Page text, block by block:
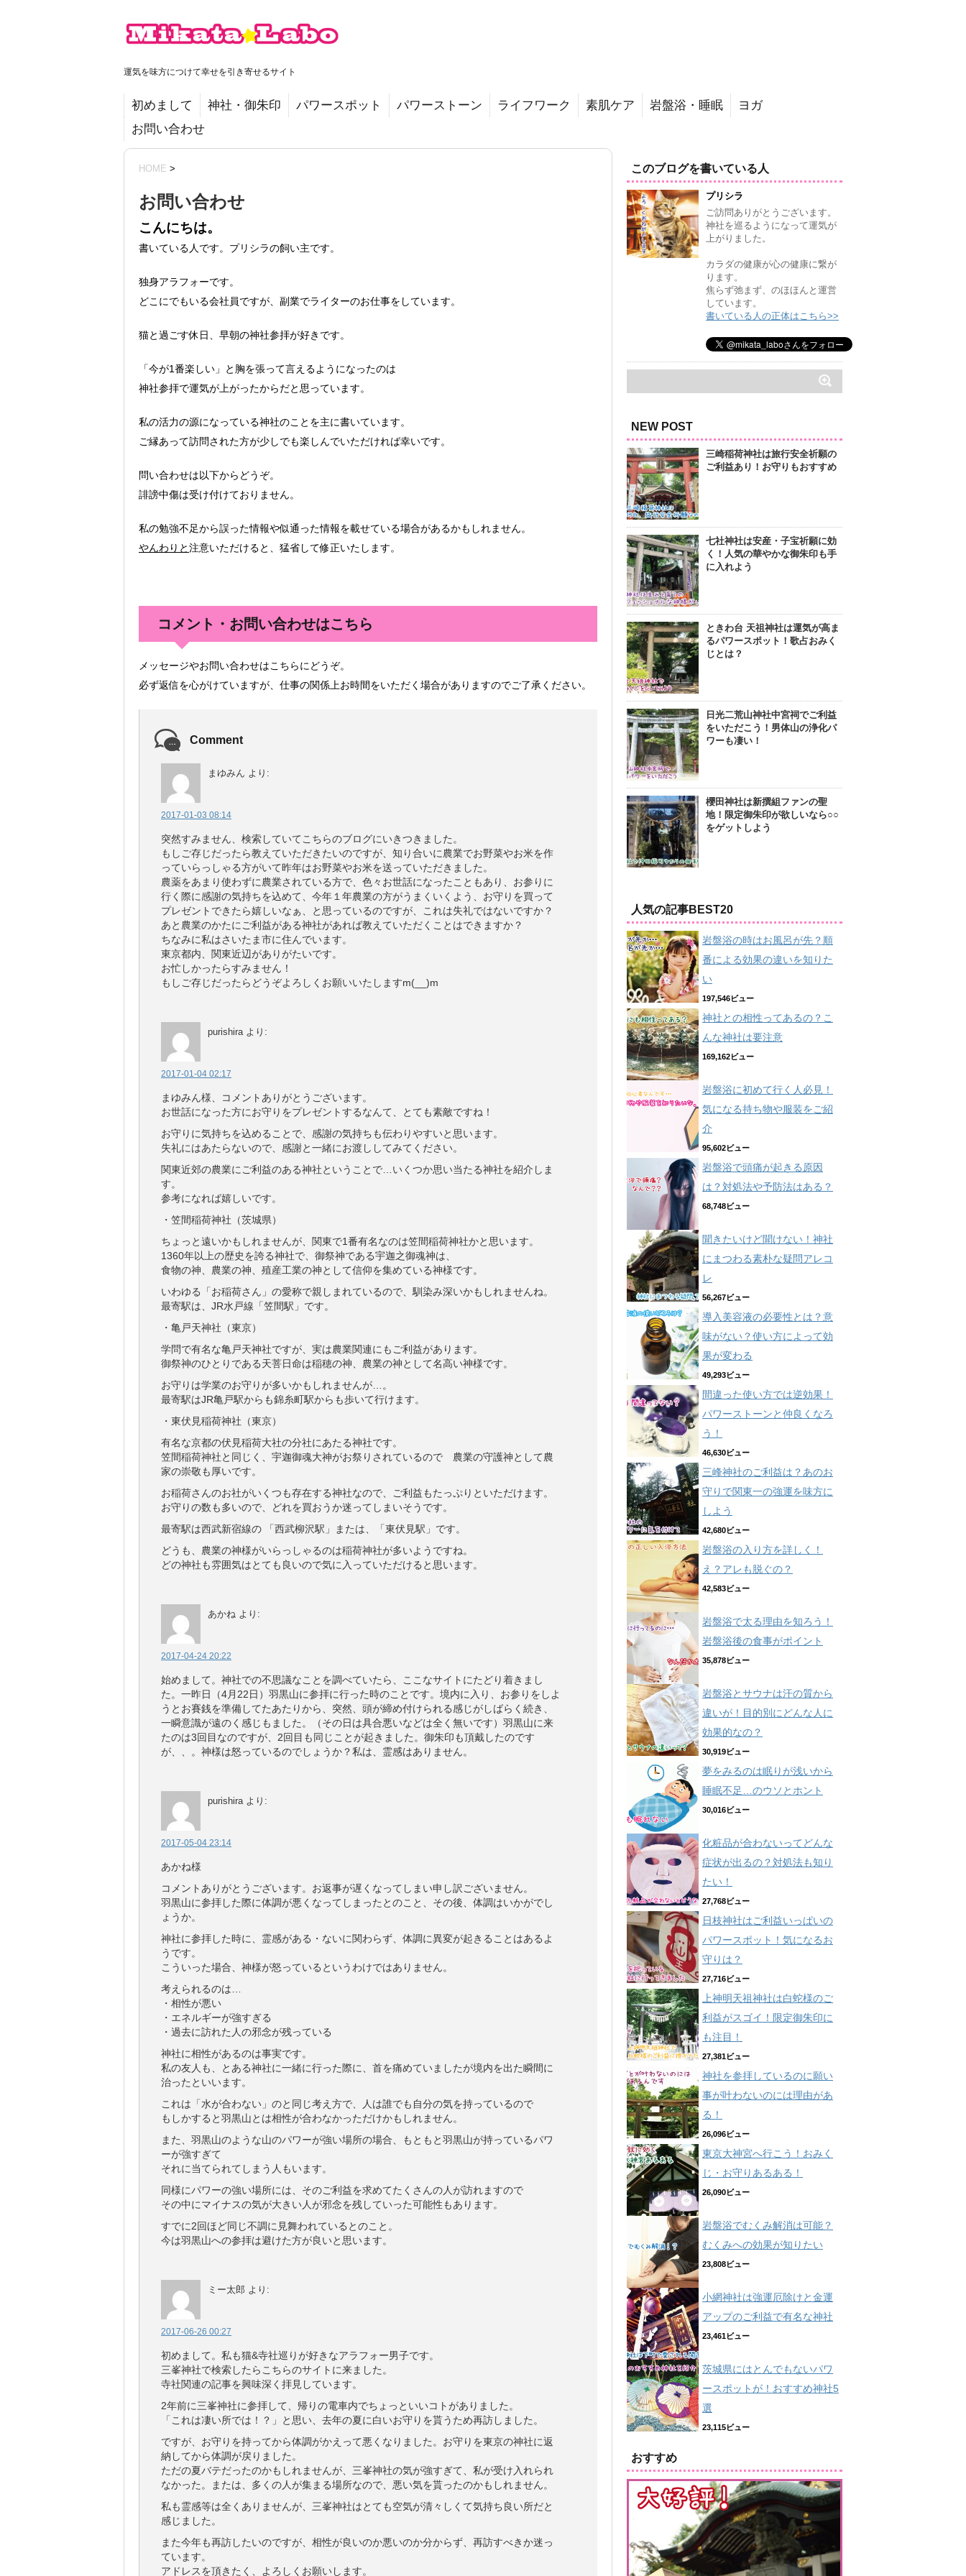
運気を味方につけて幸せを引き寄せるサイト
初めまして 神社・御朱印 パワースポット パワーストーン ライフワーク 素肌ケア 岩盤浴・睡眠
ヨガ
お問い合わせ
HOME >
お問い合わせ
こんにちは。
書いている人です。プリシラの飼い主です。
独身アラフォーです。
どこにでもいる会社員ですが、副業でライターのお仕事をしています。
猫と過ごす休日、早朝の神社参拝が好きです。
「今が1番楽しい」と胸を張って言えるようになったのは
神社参拝で運気が上がったからだと思っています。
私の活力の源になっている神社のことを主に書いています。
ご縁あって訪問された方が少しでも楽しんでいただければ幸いです。
問い合わせは以下からどうぞ。
誹謗中傷は受け付けておりません。
私の勉強不足から誤った情報や似通った情報を載せている場合があるかもしれません。
やんわりと注意いただけると、猛省して修正いたします。
コメント・お問い合わせはこちら
メッセージやお問い合わせはこちらにどうぞ。
必ず返信を心がけていますが、仕事の関係上お時間をいただく場合がありますのでご了承ください。
Comment
まゆみん より:
2017-01-03 08:14
突然すみません、検索していてこちらのブログにいきつきました。
もしご存じだったら教えていただきたいのですが、知り合いに農業でお野菜やお米を作
っていらっしゃる方がいて昨年はお野菜やお米を送っていただきました。
農薬をあまり使わずに農業されている方で、色々お世話になったこともあり、お参りに
行く際に感謝の気持ちを込めて、今年１年農業の方がうまくいくよう、お守りを買って
プレゼントできたら嬉しいなぁ、と思っているのですが、これは失礼ではないですか？
あと農業のかたにご利益がある神社があれば教えていただくことはできますか？
ちなみに私はさいたま市に住んでいます。
東京都内、関東近辺がありがたいです。
お忙しかったらすみません！
もしご存じだったらどうぞよろしくお願いいたしますm(__)m
purishira より:
2017-01-04 02:17
まゆみん様、コメントありがとうございます。
お世話になった方にお守りをプレゼントするなんて、とても素敵ですね！
お守りに気持ちを込めることで、感謝の気持ちも伝わりやすいと思います。
失礼にはあたらないので、感謝と一緒にお渡ししてみてください。
関東近郊の農業にご利益のある神社ということで…いくつか思い当たる神社を紹介しま
す。
参考になれば嬉しいです。
・笠間稲荷神社（茨城県）
ちょっと遠いかもしれませんが、関東で1番有名なのは笠間稲荷神社かと思います。
1360年以上の歴史を誇る神社で、御祭神である宇迦之御魂神は、
食物の神、農業の神、殖産工業の神として信仰を集めている神様です。
いわゆる「お稲荷さん」の愛称で親しまれているので、馴染み深いかもしれませんね。
最寄駅は、JR水戸線「笠間駅」です。
・亀戸天神社（東京）
学問で有名な亀戸天神社ですが、実は農業関連にもご利益があります。
御祭神のひとりである天菩日命は稲穂の神、農業の神として名高い神様です。
お守りは学業のお守りが多いかもしれませんが…。
最寄駅はJR亀戸駅からも錦糸町駅からも歩いて行けます。
・東伏見稲荷神社（東京）
有名な京都の伏見稲荷大社の分社にあたる神社です。
笠間稲荷神社と同じく、宇迦御魂大神がお祭りされているので 農業の守護神として農
家の崇敬も厚いです。
お稲荷さんのお社がいくつも存在する神社なので、ご利益もたっぷりといただけます。
お守りの数も多いので、どれを買おうか迷ってしまいそうです。
最寄駅は西武新宿線の 「西武柳沢駅」または、「東伏見駅」です。
どうも、農業の神様がいらっしゃるのは稲荷神社が多いようですね。
どの神社も雰囲気はとても良いので気に入っていただけると思います。
あかね より:
2017-04-24 20:22
始めまして。神社での不思議なことを調べていたら、ここなサイトにたどり着きまし
た。一昨日（4月22日）羽黒山に参拝に行った時のことです。境内に入り、お参りをしよ
うとお賽銭を準備してたあたりから、突然、頭が締め付けられる感じがしばらく続き、
一瞬意識が遠のく感じもました。（その日は具合悪いなどは全く無いです）羽黒山に来
たのは3回目なのですが、2回目も同じことが起きました。御朱印も頂戴したのです
が、、。神様は怒っているのでしょうか？私は、霊感はありません。
purishira より:
2017-05-04 23:14
あかね様
コメントありがとうございます。お返事が遅くなってしまい申し訳ございません。
羽黒山に参拝した際に体調が悪くなってしまったとのこと、その後、体調はいかがでし
ょうか。
神社に参拝した時に、霊感がある・ないに関わらず、体調に異変が起きることはあるよ
うです。
こういった場合、神様が怒っているというわけではありません。
考えられるのは…
・相性が悪い
・エネルギーが強すぎる
・過去に訪れた人の邪念が残っている
神社に相性があるのは事実です。
私の友人も、とある神社に一緒に行った際に、首を痛めていましたが境内を出た瞬間に
治ったといいます。
これは「水が合わない」のと同じ考え方で、人は誰でも自分の気を持っているので
もしかすると羽黒山とは相性が合わなかっただけかもしれません。
また、羽黒山のような山のパワーが強い場所の場合、もともと羽黒山が持っているパワ
ーが強すぎて
それに当てられてしまう人もいます。
同様にパワーの強い場所には、そのご利益を求めてたくさんの人が訪れますので
その中にマイナスの気が大きい人が邪念を残していった可能性もあります。
すでに2回ほど同じ不調に見舞われているとのこと。
今は羽黒山への参拝は避けた方が良いと思います。
ミー太郎 より:
2017-06-26 00:27
初めまして。私も猫&寺社巡りが好きなアラフォー男子です。
三峯神社で検索したらこちらのサイトに来ました。
寺社関連の記事を興味深く拝見しています。
2年前に三峯神社に参拝して、帰りの電車内でちょっといいコトがありました。
「これは凄い所では！？」と思い、去年の夏に白いお守りを貰うため再訪しました。
ですが、お守りを持ってから体調がかえって悪くなりました。お守りを東京の神社に返
納してから体調が戻りました。
ただの夏バテだったのかもしれませんが、三峯神社の気が強すぎて、私が受け入れられ
なかった。または、多くの人が集まる場所なので、悪い気を貰ったのかもしれません。
私も霊感等は全くありませんが、三峯神社はとても空気が清々しくて気持ち良い所だと
感じました。
また今年も再訪したいのですが、相性が良いのか悪いのか分からず、再訪すべきか迷っ
ています。
アドレスを頂きたく、よろしくお願いします。
このブログを書いている人
プリシラ
ご訪問ありがとうございます。
神社を巡るようになって運気が
上がりました。
カラダの健康が心の健康に繋が
ります。
焦らず弛まず、のほほんと運営
しています。
書いている人の正体はこちら>>
NEW POST
三崎稲荷神社は旅行安全祈願の
ご利益あり！お守りもおすすめ
七社神社は安産・子宝祈願に効
く！人気の華やかな御朱印も手
に入れよう
ときわ台 天祖神社は運気が高ま
るパワースポット！歌占おみく
じとは？
日光二荒山神社中宮祠でご利益
をいただこう！男体山の浄化パ
ワーも凄い！
櫻田神社は新撰組ファンの聖
地！限定御朱印が欲しいなら○○
をゲットしよう
人気の記事BEST20
岩盤浴の時はお風呂が先？順
番による効果の違いを知りた
い
197,546ビュー
神社との相性ってあるの？こ
んな神社は要注意
169,162ビュー
岩盤浴に初めて行く人必見！
気になる持ち物や服装をご紹
介
95,602ビュー
岩盤浴で頭痛が起きる原因
は？対処法や予防法はある？
68,748ビュー
聞きたいけど聞けない！神社
にまつわる素朴な疑問アレコ
レ
56,267ビュー
導入美容液の必要性とは？意
味がない？使い方によって効
果が変わる
49,293ビュー
間違った使い方では逆効果！
パワーストーンと仲良くなろ
う！
46,630ビュー
三峰神社のご利益は？あのお
守りで関東一の強運を味方に
しよう
42,680ビュー
岩盤浴の入り方を詳しく！
え？アレも脱ぐの？
42,583ビュー
岩盤浴で太る理由を知ろう！
岩盤浴後の食事がポイント
35,878ビュー
岩盤浴とサウナは汗の質から
違いが！目的別にどんな人に
効果的なの？
30,919ビュー
夢をみるのは眠りが浅いから
睡眠不足…のウソとホント
30,016ビュー
化粧品が合わないってどんな
症状が出るの？対処法も知り
たい！
27,768ビュー
日枝神社はご利益いっぱいの
パワースポット！気になるお
守りは？
27,716ビュー
上神明天祖神社は白蛇様のご
利益がスゴイ！限定御朱印に
も注目！
27,381ビュー
神社を参拝しているのに願い
事が叶わないのには理由があ
る！
26,096ビュー
東京大神宮へ行こう！おみく
じ・お守りあるある！
26,090ビュー
岩盤浴でむくみ解消は可能？
むくみへの効果が知りたい
23,808ビュー
小網神社は強運厄除けと金運
アップのご利益で有名な神社
23,461ビュー
茨城県にはとんでもないパワ
ースポットが！おすすめ神社5
選
23,115ビュー
おすすめ